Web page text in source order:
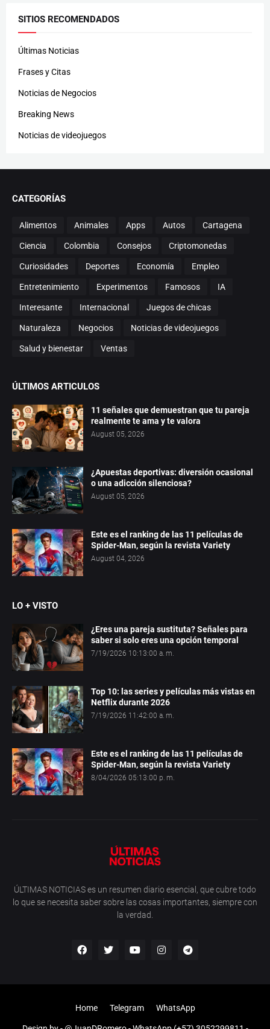
SITIOS RECOMENDADOS
Últimas Noticias
Frases y Citas
Noticias de Negocios
Breaking News
Noticias de videojuegos
CATEGORÍAS
Alimentos Animales Apps Autos Cartagena
Ciencia Colombia Consejos Criptomonedas
Curiosidades Deportes Economía Empleo
Entretenimiento Experimentos Famosos IA
Interesante Internacional Juegos de chicas
Naturaleza Negocios Noticias de videojuegos
Salud y bienestar Ventas
ÚLTIMOS ARTICULOS
11 señales que demuestran que tu pareja
realmente te ama y te valora
August 05, 2026
¿Apuestas deportivas: diversión ocasional
o una adicción silenciosa?
August 05, 2026
Este es el ranking de las 11 películas de
Spider-Man, según la revista Variety
August 04, 2026
LO + VISTO
¿Eres una pareja sustituta? Señales para
saber si solo eres una opción temporal
7/19/2026 10:13:00 a. m.
Top 10: las series y películas más vistas en
Netflix durante 2026
7/19/2026 11:42:00 a. m.
Este es el ranking de las 11 películas de
Spider-Man, según la revista Variety
8/04/2026 05:13:00 p. m.
ÚLTIMAS NOTICIAS es un resumen diario esencial, que cubre todo
lo que se necesita saber sobre las cosas importantes, siempre con
la verdad.
Home Telegram WhatsApp